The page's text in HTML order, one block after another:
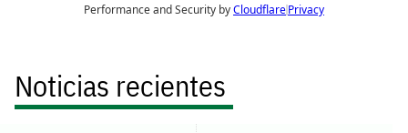
Noticias recientes